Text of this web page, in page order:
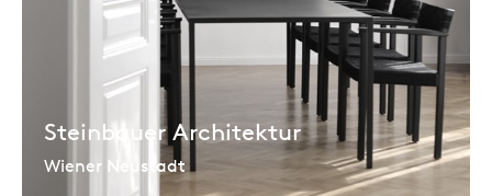
Steinbauer Architektur
Wiener Neustadt